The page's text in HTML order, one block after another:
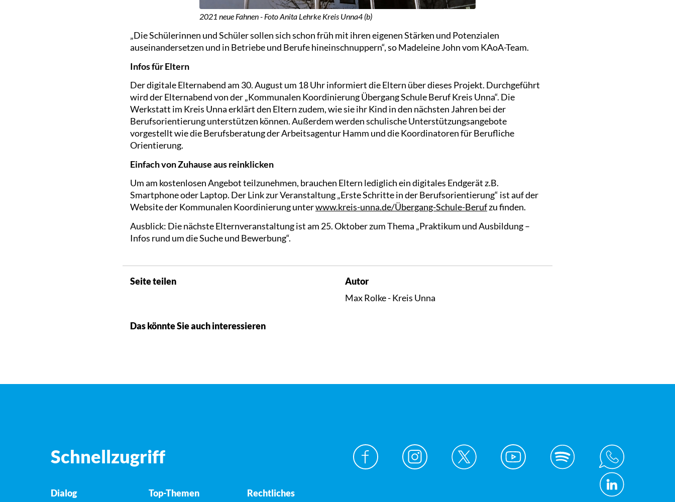
2021 neue Fahnen - Foto Anita Lehrke Kreis Unna4 (b)
„Die Schülerinnen und Schüler sollen sich schon früh mit ihren eigenen Stärken und Potenzialen
auseinandersetzen und in Betriebe und Berufe hineinschnuppern“, so Madeleine John vom KAoA-Team.
Infos für Eltern
Der digitale Elternabend am 30. August um 18 Uhr informiert die Eltern über dieses Projekt. Durchgeführt
wird der Elternabend von der „Kommunalen Koordinierung Übergang Schule Beruf Kreis Unna“. Die
Werkstatt im Kreis Unna erklärt den Eltern zudem, wie sie ihr Kind in den nächsten Jahren bei der
Berufsorientierung unterstützen können. Außerdem werden schulische Unterstützungsangebote
vorgestellt wie die Berufsberatung der Arbeitsagentur Hamm und die Koordinatoren für Berufliche
Orientierung.
Einfach von Zuhause aus reinklicken
Um am kostenlosen Angebot teilzunehmen, brauchen Eltern lediglich ein digitales Endgerät z.B.
Smartphone oder Laptop. Der Link zur Veranstaltung „Erste Schritte in der Berufsorientierung“ ist auf der
Website der Kommunalen Koordinierung unterwww.kreis-unna.de/Übergang-Schule-Berufzu finden.
Ausblick: Die nächste Elternveranstaltung ist am 25. Oktober zum Thema „Praktikum und Ausbildung –
Infos rund um die Suche und Bewerbung“.
Seite teilen
Autor
Max Rolke - Kreis Unna
Das könnte Sie auch interessieren
Schnellzugriff
Dialog Top-Themen Rechtliches